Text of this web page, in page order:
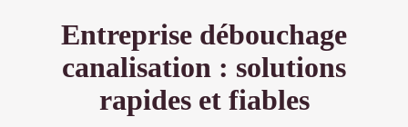
Entreprise débouchage
canalisation : solutions
rapides et fiables